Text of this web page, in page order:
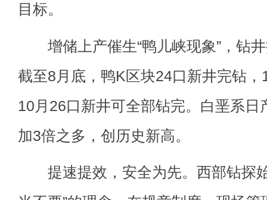
目标。
增储上产催生“鸭儿峡现象”，钻井
截至8月底，鸭K区块24口新井完钻
10月26口新井可全部钻完。白垩系日
加3倍之多，创历史新高。
提速提效，安全为先。西部钻探